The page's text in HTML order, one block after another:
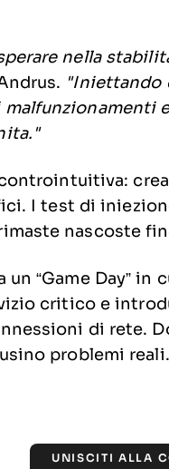
nella
"Iniettando
I test di
nascoste
un “Game Day”
critico e
di rete.
problemi reali.
UNISCITI ALLA